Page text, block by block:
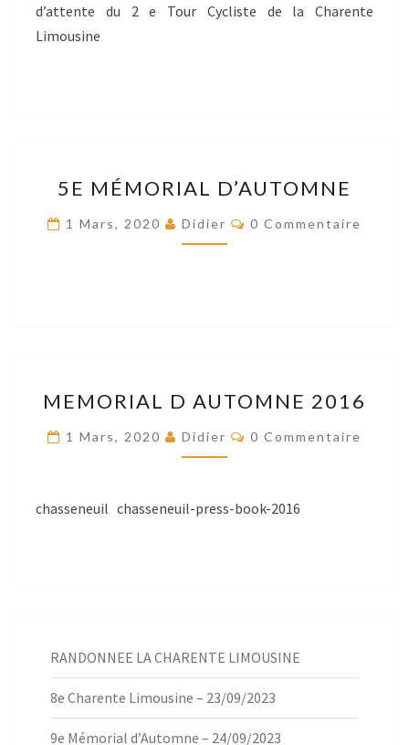
d’attente du 2 e Tour Cycliste de la Charente
Limousine
MÉMORIAL
D’AUTOMNE
5E MÉMORIAL D’AUTOMNE
1 Mars, 2020 Didier Commentaires
0 Commentaire
D
AUTOMNE
2016
MEMORIAL D AUTOMNE 2016
1 Mars, 2020 Didier Commentaires
0 Commentaire
chasseneuil chasseneuil-press-book-2016
RANDONNEE LA CHARENTE LIMOUSINE
8e Charente Limousine – 23/09/2023
9e Mémorial d’Automne – 24/09/2023